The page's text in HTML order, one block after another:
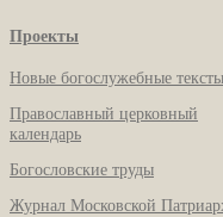
Проекты
Новые богослужебные тексты
Православный церковный
календарь
Богословские труды
Журнал Московской